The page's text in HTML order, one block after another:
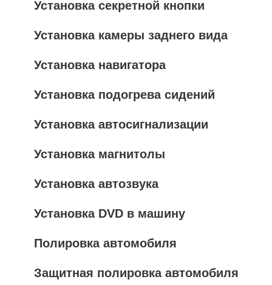
Установка секретной кнопки
Установка камеры заднего вида
Установка навигатора
Установка подогрева сидений
Установка автосигнализации
Установка магнитолы
Установка автозвука
Установка DVD в машину
Полировка автомобиля
Защитная полировка автомобиля